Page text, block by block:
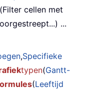
(Filter cellen met
...
,Specifieke
typen(Gantt-
(Leeftijd